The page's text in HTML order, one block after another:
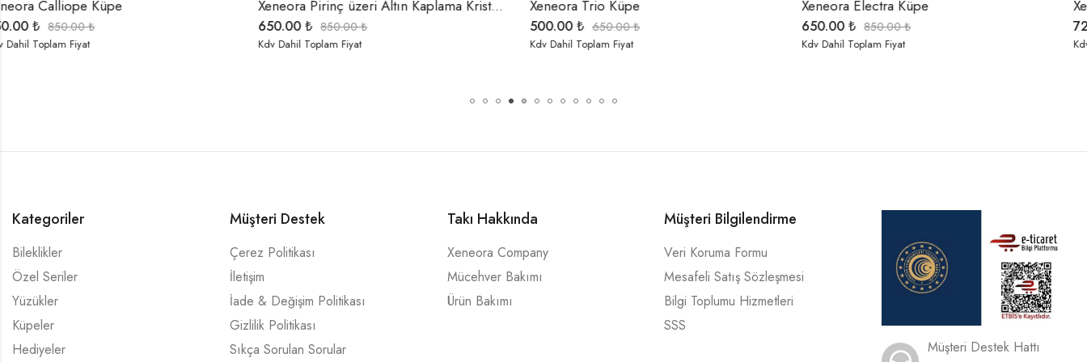
650.00₺ 850.00
Kdv Dahil Toplam Fiyat
Xeneora Trio Küpe
500.00₺ 650.00
Kdv Dahil Toplam Fiyat
Xeneora Electra Küpe
650.00₺ 850.00
Kdv Dahil Toplam Fiyat
Xeneora Zincir Model Taşlı Bileklik
720.00₺ 1,350.00
Kdv Dahil Toplam Fiyat
Kategoriler
Bileklikler
Özel Seriler
Yüzükler
Küpeler
Hediyeler
Müşteri Destek
Çerez Politikası
İletişim
İade & Değişim Politikası
Gizlilik Politikası
Sıkça Sorulan Sorular
Takı Hakkında
Xeneora Company
Mücehver Bakımı
Ürün Bakımı
Müşteri Bilgilendirme
Veri Koruma Formu
Mesafeli Satış Sözleşmesi
Bilgi Toplumu Hizmetleri
SSS
Müşteri Destek Hattı